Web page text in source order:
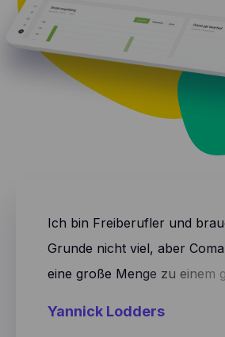
Ich bin Freiberufler und
Grunde nicht viel, aber
eine große Menge zu einem
Yannick Lodders